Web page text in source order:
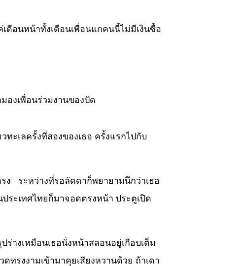
ดือนหน้าทั้งเดือนเพื่อนแกคนนี้ไม่มีเงินซื้อ
องเพื่อนร่วมงานของปัด
ะเลครั้งที่สองของเธอ ครั้งแรกไปกับ
ง ระหว่างที่รอลัดดาก็พยายามนึกว่าเธอ
ระเทศไทยก็มาจอดตรงหน้า ประตูเปิด
างเหมือนเธอนั่งหน้าสลอนอยู่เกือบเต็ม
ทรงงามเข้ามาคุยเสียงหวานด้วย ถ้าเดา